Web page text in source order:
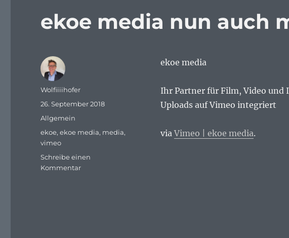
ekoe media nun auch
ekoe media
Ihr Partner für Film, Video und
Uploads auf Vimeo integriert
viaVimeo | ekoe media.
Autor
Wolfiiiihofer
Veröffentlicht
am
26. September 2018
Kategorien
Allgemein
Schlagwörter
ekoe,ekoe media, media,
vimeo
Schreibe einen
Kommentarzu